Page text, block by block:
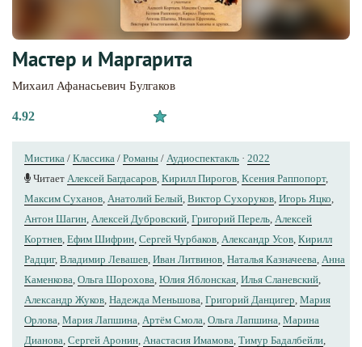
Мастер и Маргарита
Михаил Афанасьевич Булгаков
4.92
Мистика / Классика / Романы / Аудиоспектакль · 2022
Читает Алексей Багдасаров Кирилл Пирогов Ксения Раппопорт,
Максим Суханов Анатолий Белый Виктор Сухоруков Игорь Яцко
Антон Шагин Алексей Дубровский Григорий Перель Алексей
Кортнев Ефим Шифрин Сергей Чурбаков Александр Усов Кирилл
Радциг, Владимир Левашев Иван Литвинов Наталья Казначеева Анна
Каменкова Ольга Шорохова Юлия Яблонская Илья Сланевский
Александр Жуков Надежда Меньшова Григорий Данцигер Мария
Орлова Мария Лапшина Артём Смола Ольга Лапшина Марина
Дианова Сергей Аронин Анастасия Имамова Тимур Бадалбейли